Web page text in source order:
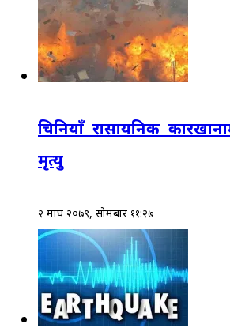
चिनियाँ रासायनिक
मृत्यु
२ माघ २०७९, सोमबार ११:२७